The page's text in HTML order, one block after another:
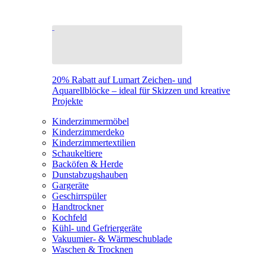
20% Rabatt auf Lumart Zeichen- und
Aquarellblöcke – ideal für Skizzen und kreative
Projekte
Kinderzimmermöbel
Kinderzimmerdeko
Kinderzimmertextilien
Schaukeltiere
Backöfen & Herde
Dunstabzugshauben
Gargeräte
Geschirrspüler
Handtrockner
Kochfeld
Kühl- und Gefriergeräte
Vakuumier- & Wärmeschublade
Waschen & Trocknen